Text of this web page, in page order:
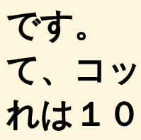
です。
て、コ
れは１